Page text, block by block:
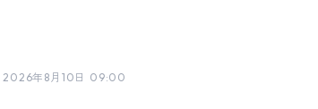
2026年8月10日 09:00